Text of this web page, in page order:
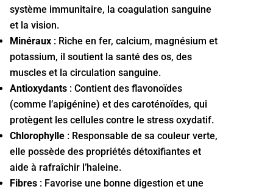
système immunitaire, la coagulation sanguine
et la vision.
Minéraux : Riche en fer, calcium, magnésium et
potassium, il soutient la santé des os, des
muscles et la circulation sanguine.
Antioxydants : Contient des flavonoïdes
(comme l’apigénine) et des caroténoïdes, qui
protègent les cellules contre le stress oxydatif.
Chlorophylle : Responsable de sa couleur verte,
elle possède des propriétés détoxifiantes et
aide à rafraîchir l’haleine.
Fibres : Favorise une bonne digestion et une